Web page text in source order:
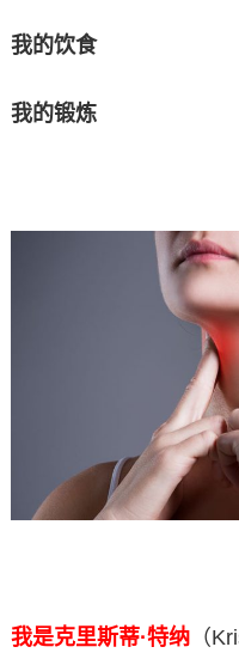
我的饮食
我的锻炼
我是克里斯蒂·特纳（